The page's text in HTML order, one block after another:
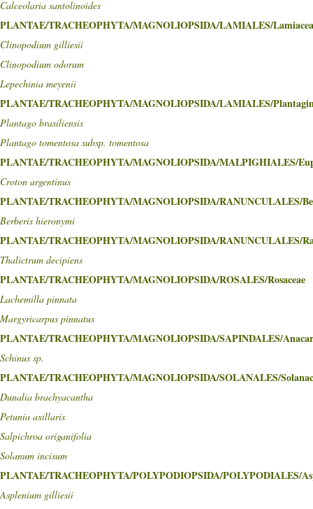
Calceolaria santolinoides
PLANTAE/TRACHEOPHYTA/MAGNOLIOPSIDA/LAMIALES/
Clinopodium gilliesii
Clinopodium odorum
Lepechinia meyenii
PLANTAE/TRACHEOPHYTA/MAGNOLIOPSIDA/LAMIALES/
Plantago brasiliensis
Plantago tomentosa subsp. tomentosa
PLANTAE/TRACHEOPHYTA/MAGNOLIOPSIDA/MALPIGHIALES/
Croton argentinus
PLANTAE/TRACHEOPHYTA/MAGNOLIOPSIDA/RANUNCULALES/
Berberis hieronymi
PLANTAE/TRACHEOPHYTA/MAGNOLIOPSIDA/RANUNCULALES/
Thalictrum decipiens
PLANTAE/TRACHEOPHYTA/MAGNOLIOPSIDA/ROSALES/Rosaceae
Lachemilla pinnata
Margyricarpus pinnatus
PLANTAE/TRACHEOPHYTA/MAGNOLIOPSIDA/SAPINDALES/
Schinus sp.
PLANTAE/TRACHEOPHYTA/MAGNOLIOPSIDA/SOLANALES/
Dunalia brachyacantha
Petunia axillaris
Salpichroa origanifolia
Solanum incisum
PLANTAE/TRACHEOPHYTA/POLYPODIOPSIDA/POLYPODIALES/
Asplenium gilliesii